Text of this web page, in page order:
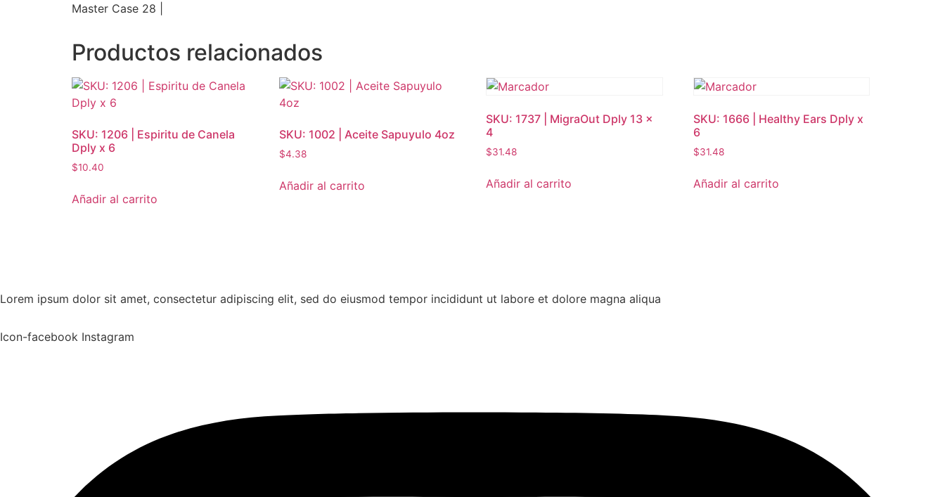
Master Case 28 |
Productos relacionados
SKU: 1206 | Espiritu de Canela
Dply x 6
$10.40
Añadir al carrito
SKU: 1002 | Aceite Sapuyulo 4oz
$4.38
Añadir al carrito
SKU: 1737 | MigraOut Dply 13 x
4
$31.48
Añadir al carrito
SKU: 1666 | Healthy Ears Dply x
6
$31.48
Añadir al carrito
Lorem ipsum dolor sit amet, consectetur adipiscing elit, sed do eiusmod tempor incididunt ut labore et dolore magna aliqua
Icon-facebook Instagram